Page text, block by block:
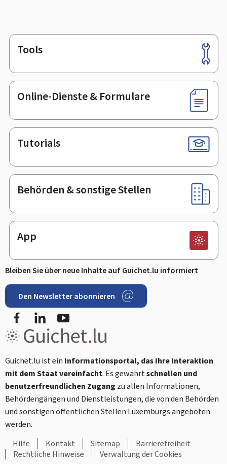
Footer
Tools
Online-Dienste & Formulare
Tutorials
Behörden & sonstige Stellen
App
Bleiben Sie über neue Inhalte auf Guichet.lu informiert
Den Newsletter abonnieren
FacebookLinkedIn
Guichet.lu ist ein Informationsportal, das Ihre Interaktion
mit dem Staat vereinfacht. Es gewährtschnellen und
benutzerfreundlichen Zugang zu allen Informationen,
Behördengängen und Dienstleistungen, die von den Behörden
und sonstigen öffentlichen Stellen Luxemburgs angeboten
werden.
Hilfe
Kontakt Sitemap
Barrierefreiheit
Rechtliche Hinweise
Verwaltung der Cookies